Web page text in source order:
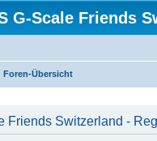
G-Scale Friends
Foren-Übersicht
Friends Switzerland -